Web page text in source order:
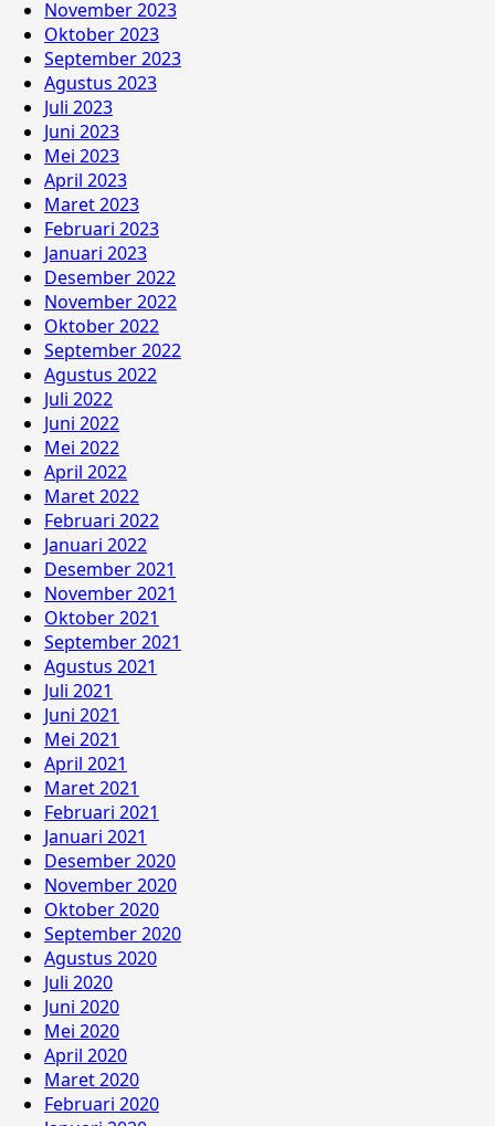
November 2023
Oktober 2023
September 2023
Agustus 2023
Juli 2023
Juni 2023
Mei 2023
April 2023
Maret 2023
Februari 2023
Januari 2023
Desember 2022
November 2022
Oktober 2022
September 2022
Agustus 2022
Juli 2022
Juni 2022
Mei 2022
April 2022
Maret 2022
Februari 2022
Januari 2022
Desember 2021
November 2021
Oktober 2021
September 2021
Agustus 2021
Juli 2021
Juni 2021
Mei 2021
April 2021
Maret 2021
Februari 2021
Januari 2021
Desember 2020
November 2020
Oktober 2020
September 2020
Agustus 2020
Juli 2020
Juni 2020
Mei 2020
April 2020
Maret 2020
Februari 2020